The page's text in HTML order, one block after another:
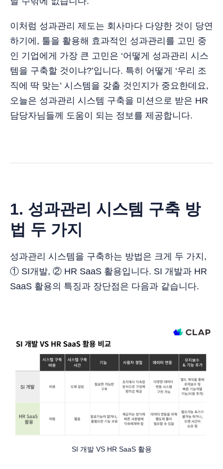
이처럼 성과관리 제도는 회사마다 다양한 것이 당연
하기에, 툴을 활용해 효과적인 성과관리를 고민 중
인 기업에게 가장 큰 고민은 ‘어떻게 성과관리 시스
템을 구축할 것이냐?’입니다. 특히 어떻게 ‘우리 조
직에 딱 맞는’ 시스템을 갖출 것인지가 중요한데요,
오늘은 성과관리 시스템 구축을 미션으로 받은 HR
담당자님들께 도움이 되는 정보를 제공합니다.
1. 성과관리 시스템 구축 방
법 두 가지
성과관리 시스템을 구축하는 방법은 크게 두 가지,
① SI개발, ② HR SaaS 활용입니다. SI 개발과 HR
SaaS 활용의 특징과 장단점은 다음과 같습니다.
SI 개발 VS HR SaaS 활용